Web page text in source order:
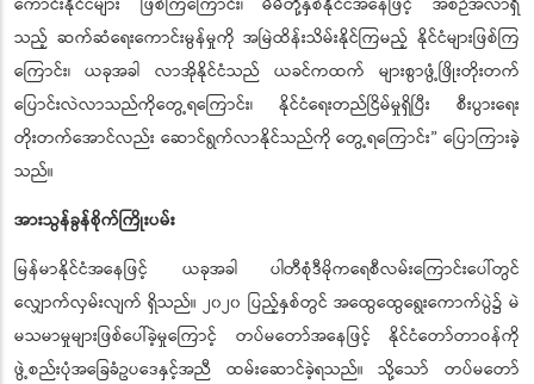
သည့် ဆက်ဆံရေးကောင်းမွန်မှုကို အမြဲထိန်းသိမ်းနိုင်ကြမည့် နိုင်ငံများဖြစ်ကြ
ကြောင်း၊ ယခုအခါ လာအိုနိုင်ငံသည် ယခင်ကထက် များစွာဖွံ့ဖြိုးတိုးတက်
ပြောင်းလဲလာသည်ကိုတွေ့ရကြောင်း၊ နိုင်ငံရေးတည်ငြိမ်မှုရှိပြီး စီးပွားရေး
တိုးတက်အောင်လည်း ဆောင်ရွက်လာနိုင်သည်ကို တွေ့ရကြောင်း” ပြောကြားခဲ့
သည်။
အားသွန်ခွန်စိုက်ကြိုးပမ်း
မြန်မာနိုင်ငံအနေဖြင့် ယခုအခါ ပါတီစုံဒီမိုကရေစီလမ်းကြောင်းပေါ်တွင်
လျှောက်လှမ်းလျက် ရှိသည်။ ၂၀၂၀ ပြည့်နှစ်တွင် အထွေထွေရွေးကောက်ပွဲ၌ မဲ
မသမာမှုများဖြစ်ပေါ်ခဲ့မှုကြောင့် တပ်မတော်အနေဖြင့် နိုင်ငံတော်တာဝန်ကို
ဖွဲ့စည်းပုံအခြေခံဥပဒေနှင့်အညီ ထမ်းဆောင်ခဲ့ရသည်။ သို့သော် တပ်မတော်